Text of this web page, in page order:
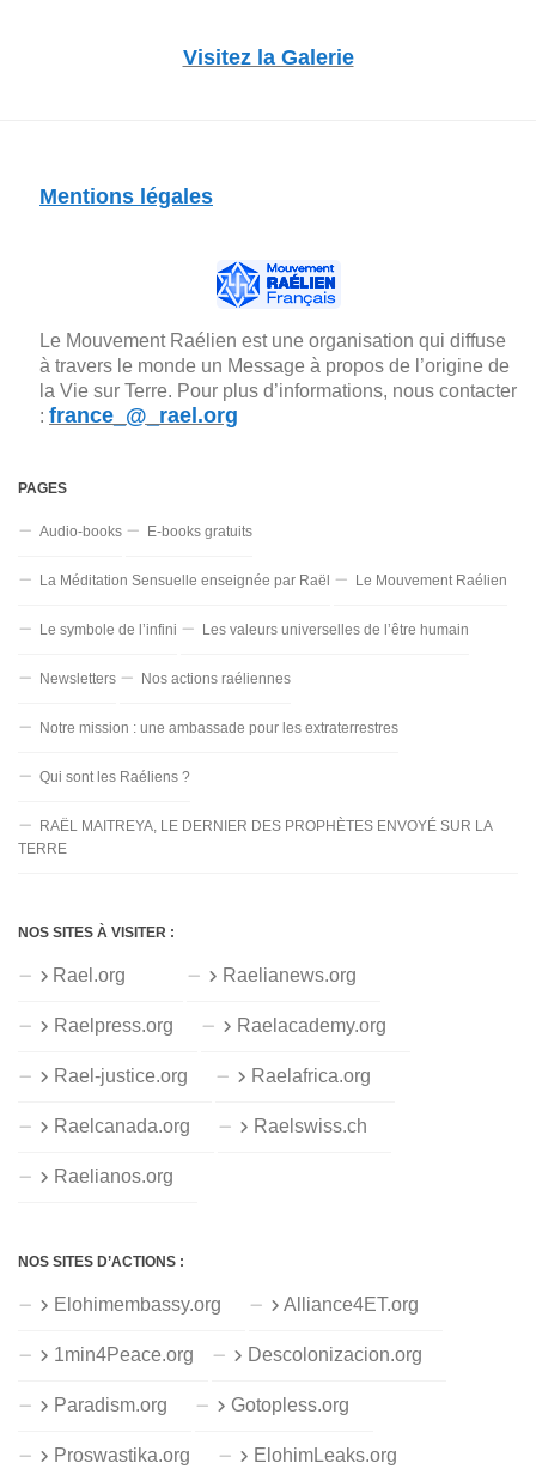
Visitez la Galerie
Mentions légales
Le Mouvement Raélien est une organisation qui diffuse
à travers le monde un Message à propos de l’origine de
la Vie sur Terre. Pour plus d’informations, nous contacter
: france_@_rael.org
PAGES
Audio-books E-books gratuits
La Méditation Sensuelle enseignée par Raël Le Mouvement Raélien
Le symbole de l’infini Les valeurs universelles de l’être humain
Newsletters Nos actions raéliennes
Notre mission : une ambassade pour les extraterrestres
Qui sont les Raéliens ?
RAËL MAITREYA, LE DERNIER DES PROPHÈTES ENVOYÉ SUR LA
TERRE
NOS SITES À VISITER :
Rael.org Raelianews.org
Raelpress.org Raelacademy.org
Rael-justice.org Raelafrica.org
Raelcanada.org Raelswiss.ch
Raelianos.org
NOS SITES D’ACTIONS :
Elohimembassy.org Alliance4ET.org
1min4Peace.org Descolonizacion.org
Paradism.org Gotopless.org
Proswastika.org ElohimLeaks.org